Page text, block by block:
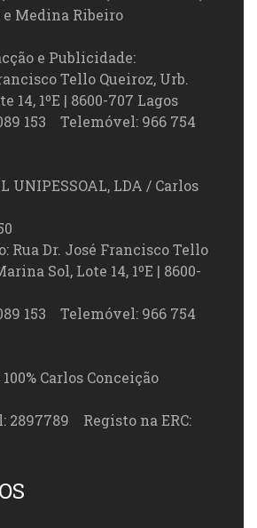
Medina Ribeiro
e Publicidade:
Tello Queiroz, Urb.
14, 1ºE | 8600-707 Lagos
153 Telemóvel: 966 754
UNIPESSOAL, LDA / Carlos
Rua Dr. José Francisco Tello
Sol, Lote 14, 1ºE | 8600-
153 Telemóvel: 966 754
Carlos Conceição
2897789 Registo na ERC: